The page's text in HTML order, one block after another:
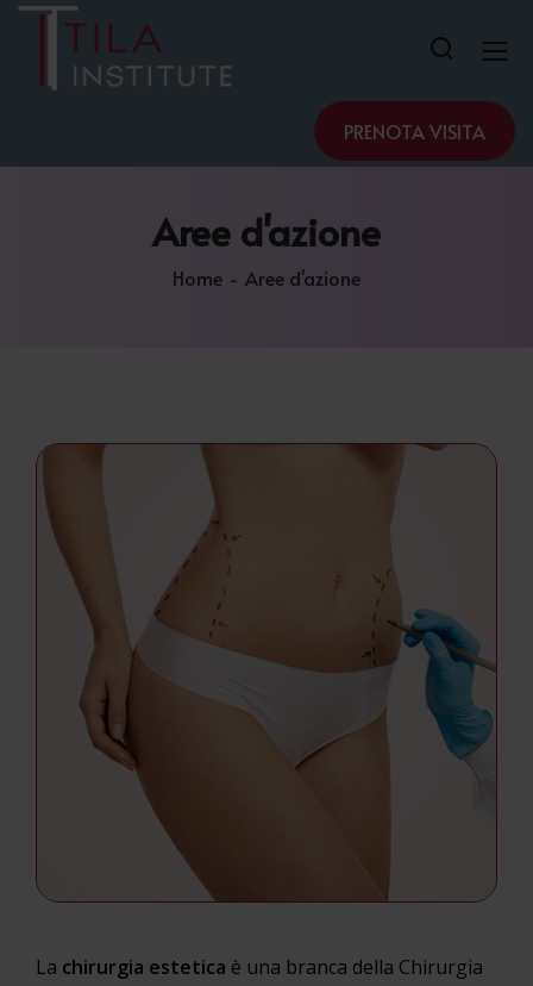
PRENOTA VISITA
Aree d'azione
Home Aree d'azione
La chirurgia estetica è una branca della Chirurgia